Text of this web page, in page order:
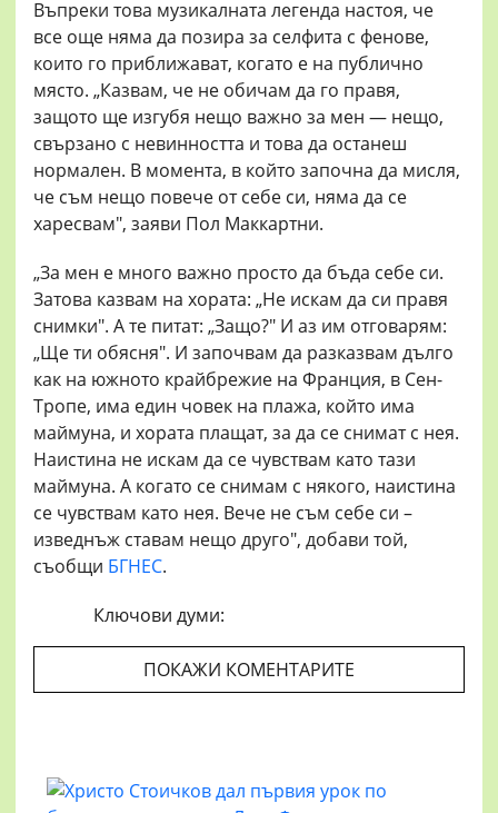
Въпреки това музикалната легенда настоя, че
все още няма да позира за селфита с фенове,
които го приближават, когато е на публично
място. „Казвам, че не обичам да го правя,
защото ще изгубя нещо важно за мен — нещо,
свързано с невинността и това да останеш
нормален. В момента, в който започна да мисля,
че съм нещо повече от себе си, няма да се
харесвам", заяви Пол Маккартни.
„За мен е много важно просто да бъда себе си.
Затова казвам на хората: „Не искам да си правя
снимки". А те питат: „Защо?" И аз им отговарям:
„Ще ти обясня". И започвам да разказвам дълго
как на южното крайбрежие на Франция, в Сен-
Тропе, има един човек на плажа, който има
маймуна, и хората плащат, за да се снимат с нея.
Наистина не искам да се чувствам като тази
маймуна. А когато се снимам с някого, наистина
се чувствам като нея. Вече не съм себе си –
изведнъж ставам нещо друго", добави той,
съобщи БГНЕС.
Ключови думи:
ПОКАЖИ КОМЕНТАРИТЕ